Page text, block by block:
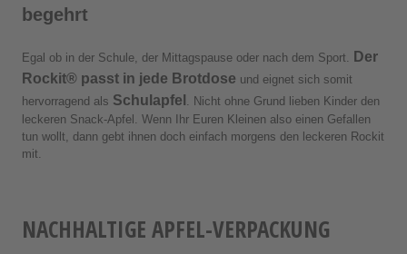
begehrt
Egal ob in der Schule, der Mittagspause oder nach dem Sport. Der
Rockit® passt in jede Brotdose und eignet sich somit
hervorragend als Schulapfel. Nicht ohne Grund lieben Kinder den
leckeren Snack-Apfel. Wenn Ihr Euren Kleinen also einen Gefallen
tun wollt, dann gebt ihnen doch einfach morgens den leckeren Rockit
mit.
NACHHALTIGE APFEL-VERPACKUNG